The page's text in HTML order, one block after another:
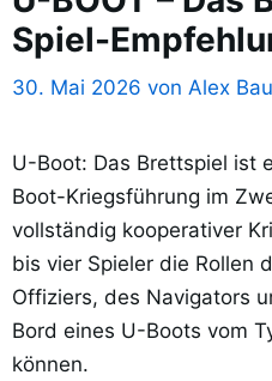
Spiel-
30. Mai 2026 von Alex
U-Boot: Das Brettspiel ist
Boot-Kriegsführung im
vollständig kooperativer
bis vier Spieler die Rollen
Offiziers, des Navigators
Bord eines U-Boots vom
können.